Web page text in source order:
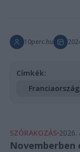
10perc.hu
Címkék:
Franciaország
SZÓRAKOZÁS 2026.
Novemberben